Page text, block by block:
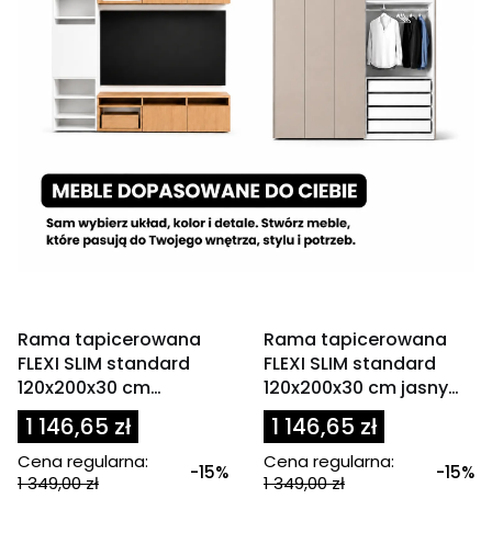
Rama tapicerowana
FLEXI SLIM standard
120x200x30 cm
granatowa
1 146,65 zł
Cena regularna:
1 349,00 zł
-15%
Rama tapicerowana
FLEXI SLIM standard
120x200x30 cm jasny
beż
1 146,65 zł
Cena regularna:
1 349,00 zł
-15%